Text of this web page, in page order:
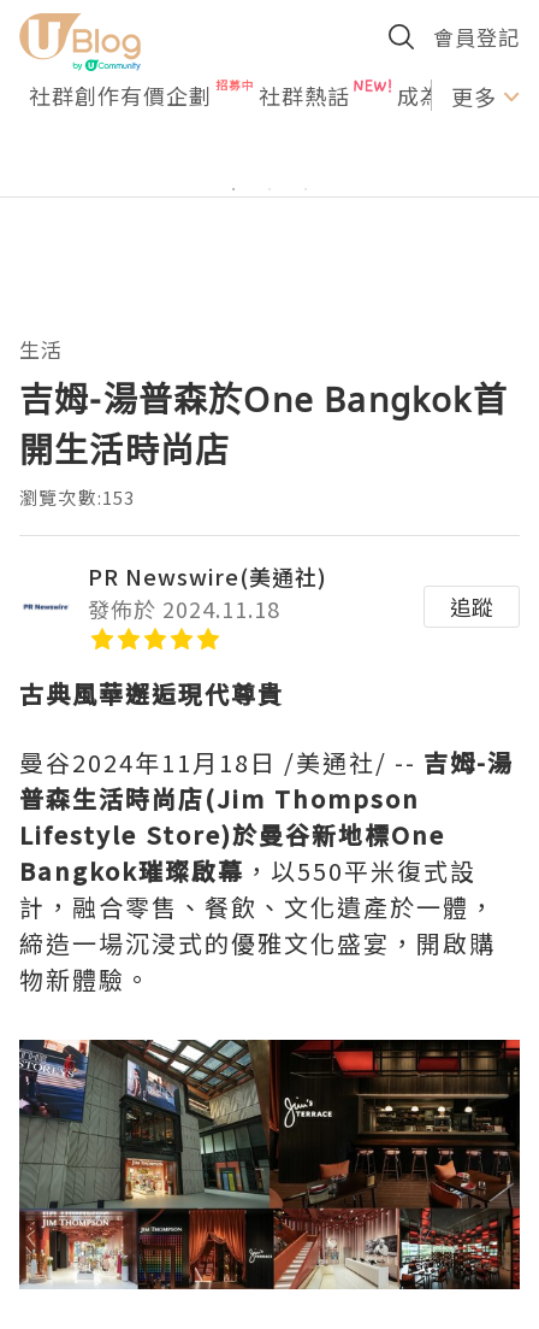
會員登記
社群創作有價企劃 社群熱話 成為U更多
生活
吉姆-湯普森於One Bangkok首
開生活時尚店
瀏覽次數:153
PR Newswire(美通社)
發佈於 2024.11.18
追蹤
古典風華邂逅現代尊貴
曼谷2024年11月18日 /美通社/ -- 吉姆-湯
普森生活時尚店(Jim Thompson
Lifestyle Store)於曼谷新地標One
Bangkok璀璨啟幕 ，以550平米復式設
計，融合零售、餐飲、文化遺產於一體，
締造一場沉浸式的優雅文化盛宴，開啟購
物新體驗。